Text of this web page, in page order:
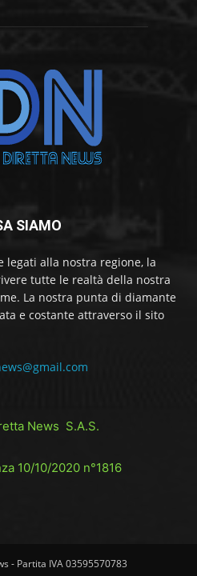
SIAMO
alla nostra regione, la
tutte le realtà della nostra
La nostra punta di diamante
e costante attraverso il sito
News S.A.S.
10/10/2020 n°1816
- Partita IVA 03595570783